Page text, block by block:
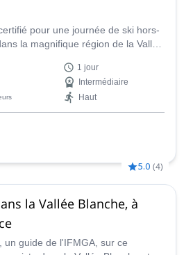
pour une journée de ski hors-
la magnifique région de la Vallée
1 jour
Intermédiaire
Haut
5.0 (4)
la Vallée Blanche, à
un guide de l'IFMGA, sur ce